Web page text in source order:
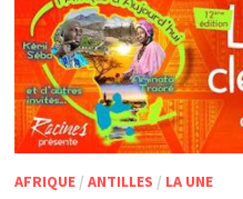
AFRIQUE/ ANTILLES / LA UNE